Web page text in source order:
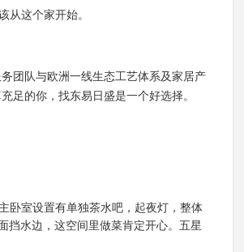
这个家开始。
团队与欧洲一线生态工艺体系及家居产
足的你，找东易日盛是一个好选择。
主卧室设置有单独茶水吧，起夜灯，整体
挡水边，这空间里做菜肯定开心。五星